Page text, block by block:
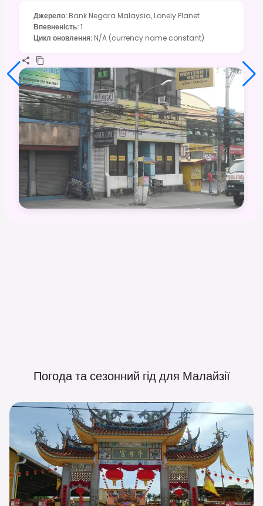
Джерело: Bank Negara Malaysia, Lonely Planet
Впевненість:1
Цикл оновлення: N/A (currency name constant)
Погода та сезонний гід для Малайзії